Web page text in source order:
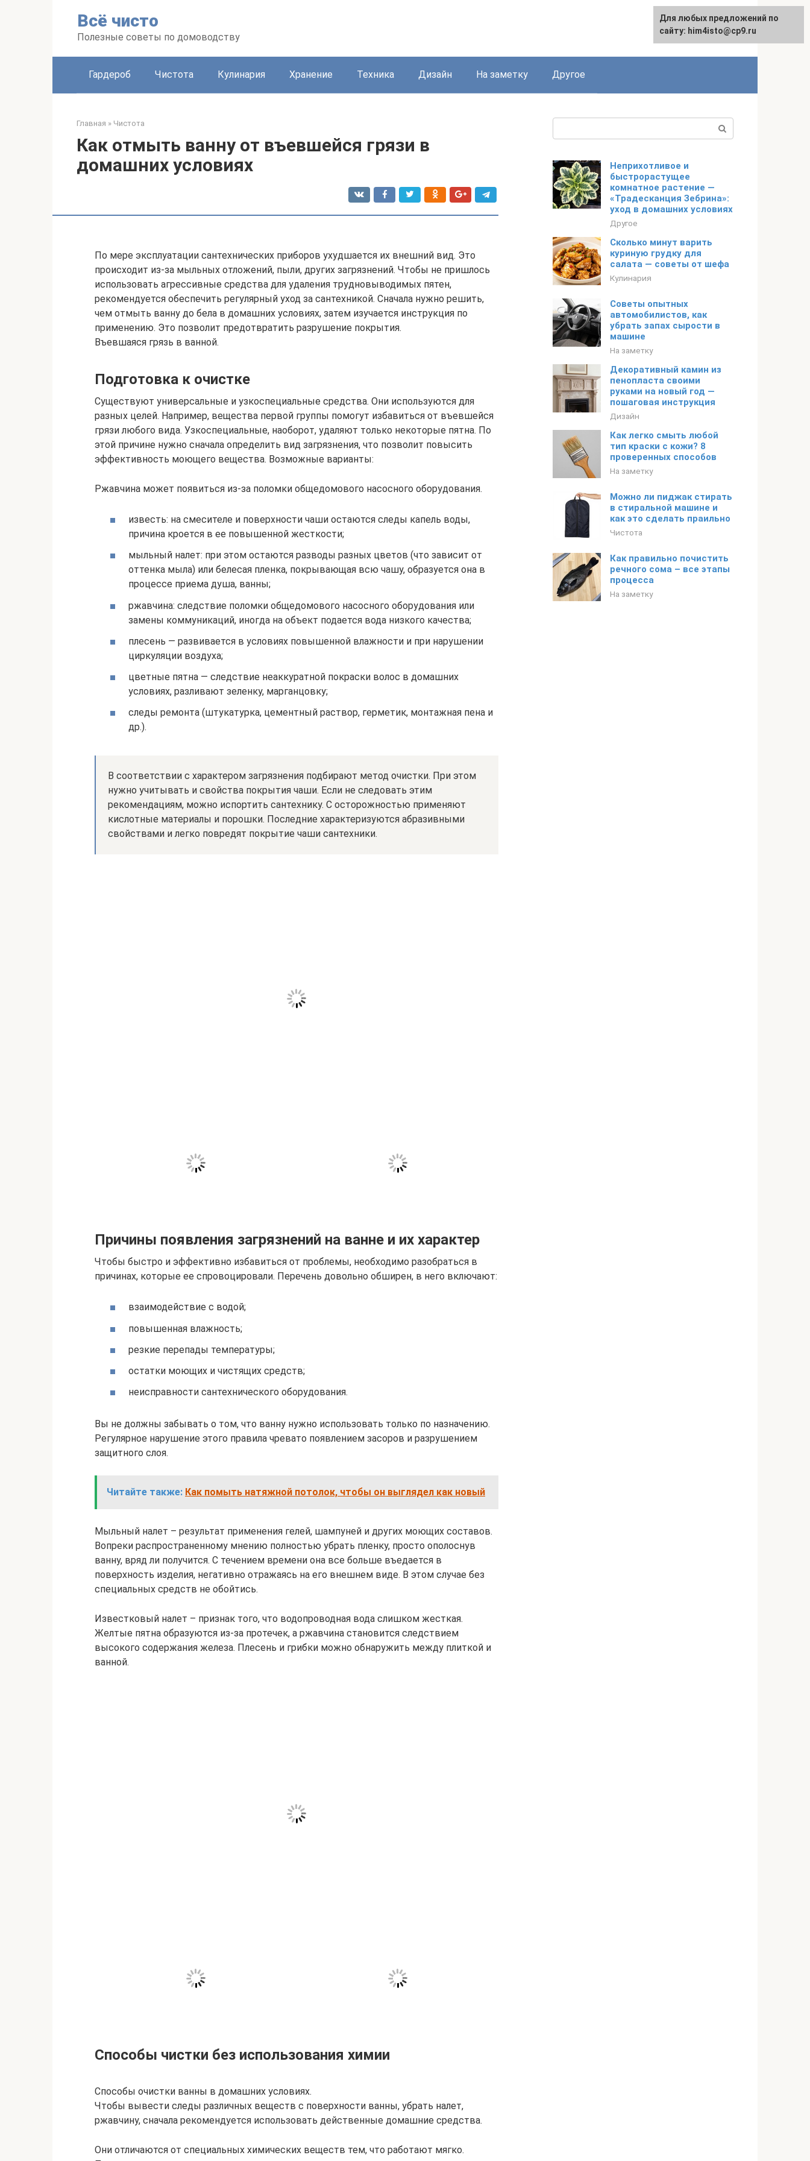
Всё чисто
Полезные советы по домоводству
Гардероб Чистота Кулинария Хранение Техника Дизайн На заметку Другое
Главная » Чистота
Как отмыть ванну от въевшейся грязи в
домашних условиях
По мере эксплуатации сантехнических приборов ухудшается их внешний вид. Это
происходит из-за мыльных отложений, пыли, других загрязнений. Чтобы не пришлось
использовать агрессивные средства для удаления трудновыводимых пятен,
рекомендуется обеспечить регулярный уход за сантехникой. Сначала нужно решить,
чем отмыть ванну до бела в домашних условиях, затем изучается инструкция по
применению. Это позволит предотвратить разрушение покрытия.
Въевшаяся грязь в ванной.
Подготовка к очистке
Существуют универсальные и узкоспециальные средства. Они используются для
разных целей. Например, вещества первой группы помогут избавиться от въевшейся
грязи любого вида. Узкоспециальные, наоборот, удаляют только некоторые пятна. По
этой причине нужно сначала определить вид загрязнения, что позволит повысить
эффективность моющего вещества. Возможные варианты:
Ржавчина может появиться из-за поломки общедомового насосного оборудования.
известь: на смесителе и поверхности чаши остаются следы капель воды,
причина кроется в ее повышенной жесткости;
мыльный налет: при этом остаются разводы разных цветов (что зависит от
оттенка мыла) или белесая пленка, покрывающая всю чашу, образуется она в
процессе приема душа, ванны;
ржавчина: следствие поломки общедомового насосного оборудования или
замены коммуникаций, иногда на объект подается вода низкого качества;
плесень — развивается в условиях повышенной влажности и при нарушении
циркуляции воздуха;
цветные пятна — следствие неаккуратной покраски волос в домашних
условиях, разливают зеленку, марганцовку;
следы ремонта (штукатурка, цементный раствор, герметик, монтажная пена и
др.).
В соответствии с характером загрязнения подбирают метод очистки. При этом
нужно учитывать и свойства покрытия чаши. Если не следовать этим
рекомендациям, можно испортить сантехнику. С осторожностью применяют
кислотные материалы и порошки. Последние характеризуются абразивными
свойствами и легко повредят покрытие чаши сантехники.
Причины появления загрязнений на ванне и их характер
Чтобы быстро и эффективно избавиться от проблемы, необходимо разобраться в
причинах, которые ее спровоцировали. Перечень довольно обширен, в него включают:
взаимодействие с водой;
повышенная влажность;
резкие перепады температуры;
остатки моющих и чистящих средств;
неисправности сантехнического оборудования.
Вы не должны забывать о том, что ванну нужно использовать только по назначению.
Регулярное нарушение этого правила чревато появлением засоров и разрушением
защитного слоя.
Читайте также: Как помыть натяжной потолок, чтобы он выглядел как новый
Мыльный налет – результат применения гелей, шампуней и других моющих составов.
Вопреки распространенному мнению полностью убрать пленку, просто ополоснув
ванну, вряд ли получится. С течением времени она все больше въедается в
поверхность изделия, негативно отражаясь на его внешнем виде. В этом случае без
специальных средств не обойтись.
Известковый налет – признак того, что водопроводная вода слишком жесткая.
Желтые пятна образуются из-за протечек, а ржавчина становится следствием
высокого содержания железа. Плесень и грибки можно обнаружить между плиткой и
ванной.
Способы чистки без использования химии
Способы очистки ванны в домашних условиях.
Чтобы вывести следы различных веществ с поверхности ванны, убрать налет,
ржавчину, сначала рекомендуется использовать действенные домашние средства.
Они отличаются от специальных химических веществ тем, что работают мягко.
Неприхотливое и
быстрорастущее
комнатное растение —
«Традесканция Зебрина»:
уход в домашних условиях
Другое
Сколько минут варить
куриную грудку для
салата — советы от шефа
Кулинария
Советы опытных
автомобилистов, как
убрать запах сырости в
машине
На заметку
Декоративный камин из
пенопласта своими
руками на новый год —
пошаговая инструкция
Дизайн
Как легко смыть любой
тип краски с кожи? 8
проверенных способов
На заметку
Можно ли пиджак стирать
в стиральной машине и
как это сделать праильно
Чистота
Как правильно почистить
речного сома – все этапы
процесса
На заметку
Для любых предложений по
сайту: him4isto@cp9.ru